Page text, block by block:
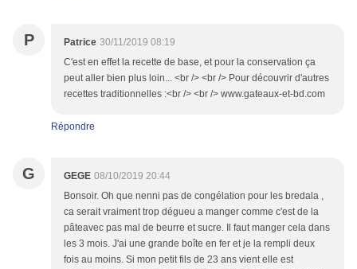
P Patrice 30/11/2019 08:19
C'est en effet la recette de base, et pour la conservation ça
peut aller bien plus loin... <br /> <br /> Pour découvrir d'autres
recettes traditionnelles :<br /> <br /> www.gateaux-et-bd.com
Répondre
G GEGE 08/10/2019 20:44
Bonsoir. Oh que nenni pas de congélation pour les bredala ,
ca serait vraiment trop dégueu a manger comme c'est de la
pâteavec pas mal de beurre et sucre. Il faut manger cela dans
les 3 mois. J'ai une grande boîte en fer et je la rempli deux
fois au moins. Si mon petit fils de 23 ans vient elle est